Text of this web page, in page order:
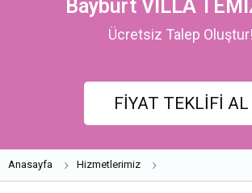
Bayburt VİLLA
Ücretsiz Talep Oluştur!
FİYAT TEKLİFİ AL
Anasayfa Hizmetlerimiz